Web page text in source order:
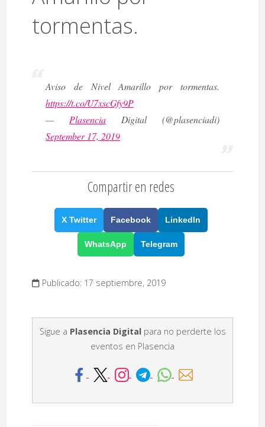
tormentas.
Aviso de Nivel Amarillo por tormentas.
https://t.co/U7xscGfy9P
— Plasencia Digital (@plasenciadi)
September 17, 2019
Compartir en redes
X Twitter Facebook LinkedIn
WhatsApp Telegram
Publicado: 17 septiembre, 2019
Sigue a Plasencia Digitalpara no perderte los
eventos en Plasencia